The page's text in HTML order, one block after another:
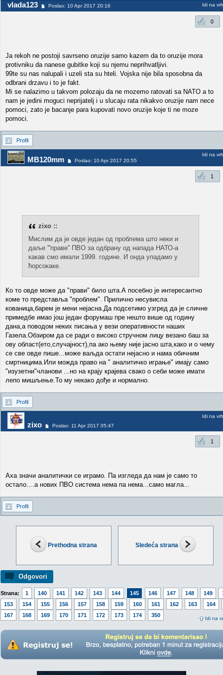
Prethodna strana Sledeća strana
Odgovori
Strana: 1 140 141 142 143 144 145 146 147 148 149
153
154 155 156 157 158 159 160 161 162 163
164
167
168 169 170 171 172 173 174 350
Idi na
vlada123 Poslao: 10 Apr 2017 20:16 Idi na vrh
0
Ja rekoh ne postoji savrseno oruzije samo kazem da to oruzije mora
protivniku da nanese gubitke koji su njemu neprihvatljivi.
99te su nas nalupali i uzeli sta su hteli. Vojska nije bila sposobna da
odbrani drzavu i to je fakt.
Mi se nalazimo u takvom polozaju da ne mozemo ratovati sa NATO a to
nam je jedini moguci neprijatelj i u slucaju rata nikakvo oruzije nam nece
pomoci, zato je bacanje para kupovati novo oruzije koje ti ne moze
pomoci.
Profil
MB120mm Poslao: 10 Apr 2017 20:55
Idi na vrh
1
zixo ::
Мислим да је овде један од проблема што неки и
даље '''праве'' ПВО за одбрану од напада НАТО-а
какав смо имали 1999. године. И онда упадамо у
ћорсокаке.
Ко то овде може да "прави" било шта.А посебно је интересантно
коме то представља "проблем". Прилично несувисла
кованица,барем је мени нејасна.Да подсетимо узгред да је сличне
примедбе имао још један форумаш пре нешто више од годину
дана,а поводом неких писања у вези оперативности наших
Газела.Обзиром да се ради о високо стручном лицу везано баш за
ову област(ето,случајност),па ако њему није јасно шта,како и о чему
се све овде пише...може ваљда остати нејасно и нама обичним
смртницима.Или можда право на " аналитичко играње" имају само
"изузетни"чланови ...но на крају крајева свако о себи може имати
лепо мишљење.То му некако дође и нормално.
Profil
zixo Poslao: 11 Apr 2017 05:47
Idi na vrh
1
Аха значи аналитички се играмо. Па изгледа да нам је само то
остало....а нових ПВО система нема па нема...само магла...
Profil